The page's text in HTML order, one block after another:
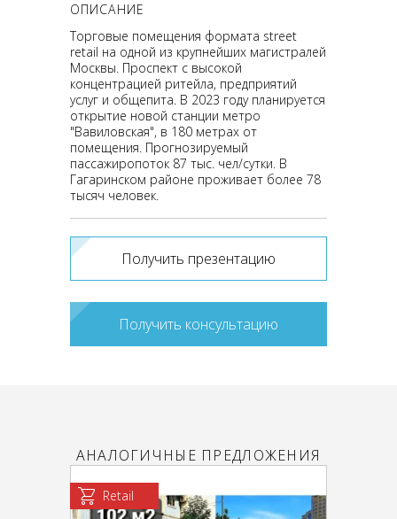
ОПИСАНИЕ
Торговые помещения формата street
retail на одной из крупнейших магистралей
Москвы. Проспект с высокой
концентрацией ритейла, предприятий
услуг и общепита. В 2023 году планируется
открытие новой станции метро
"Вавиловская", в 180 метрах от
помещения. Прогнозируемый
пассажиропоток 87 тыс. чел/сутки. В
Гагаринском районе проживает более 78
тысяч человек.
Получить презентацию
Получить консультацию
АНАЛОГИЧНЫЕ ПРЕДЛОЖЕНИЯ
Retail